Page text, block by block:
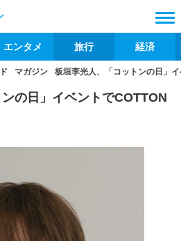
エンタメ 旅行 経済
マガジン 板垣李光人、「コットンの日」
の日」イベントでCOTTON